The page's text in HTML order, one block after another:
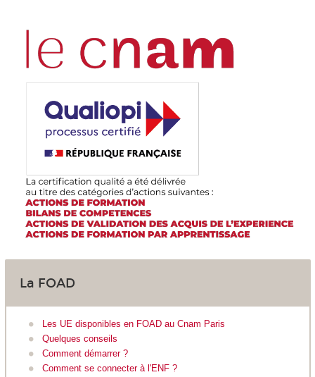
La FOAD
Les UE disponibles en FOAD au Cnam Paris
Quelques conseils
Comment démarrer ?
Comment se connecter à l'ENF ?